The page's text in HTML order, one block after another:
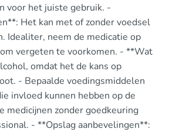
voor het juiste gebruik. -
Het kan met of zonder voedsel
Idealiter, neem de medicatie op
vergeten te voorkomen. - **Wat
omdat het de kans op
- Bepaalde voedingsmiddelen
invloed kunnen hebben op de
medicijnen zonder goedkeuring
- **Opslag aanbevelingen**: